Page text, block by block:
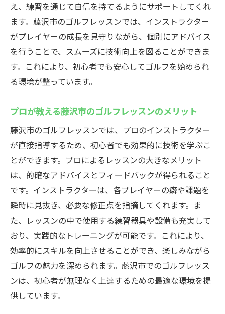
え、練習を通じて自信を持てるようにサポートしてくれ
ます。藤沢市のゴルフレッスンでは、インストラクター
がプレイヤーの成長を見守りながら、個別にアドバイス
を行うことで、スムーズに技術向上を図ることができま
す。これにより、初心者でも安心してゴルフを始められ
る環境が整っています。
プロが教える藤沢市のゴルフレッスンのメリット
藤沢市のゴルフレッスンでは、プロのインストラクター
が直接指導するため、初心者でも効果的に技術を学ぶこ
とができます。プロによるレッスンの大きなメリット
は、的確なアドバイスとフィードバックが得られること
です。インストラクターは、各プレイヤーの癖や課題を
瞬時に見抜き、必要な修正点を指摘してくれます。ま
た、レッスンの中で使用する練習器具や設備も充実して
おり、実践的なトレーニングが可能です。これにより、
効率的にスキルを向上させることができ、楽しみながら
ゴルフの魅力を深められます。藤沢市でのゴルフレッス
ンは、初心者が無理なく上達するための最適な環境を提
供しています。